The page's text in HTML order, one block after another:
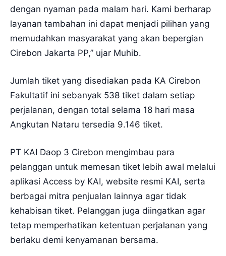
dengan nyaman pada malam hari. Kami berharap
layanan tambahan ini dapat menjadi pilihan yang
memudahkan masyarakat yang akan bepergian
Cirebon Jakarta PP,” ujar Muhib.
Jumlah tiket yang disediakan pada KA Cirebon
Fakultatif ini sebanyak 538 tiket dalam setiap
perjalanan, dengan total selama 18 hari masa
Angkutan Nataru tersedia 9.146 tiket.
PT KAI Daop 3 Cirebon mengimbau para
pelanggan untuk memesan tiket lebih awal melalui
aplikasi Access by KAI, website resmi KAI, serta
berbagai mitra penjualan lainnya agar tidak
kehabisan tiket. Pelanggan juga diingatkan agar
tetap memperhatikan ketentuan perjalanan yang
berlaku demi kenyamanan bersama.